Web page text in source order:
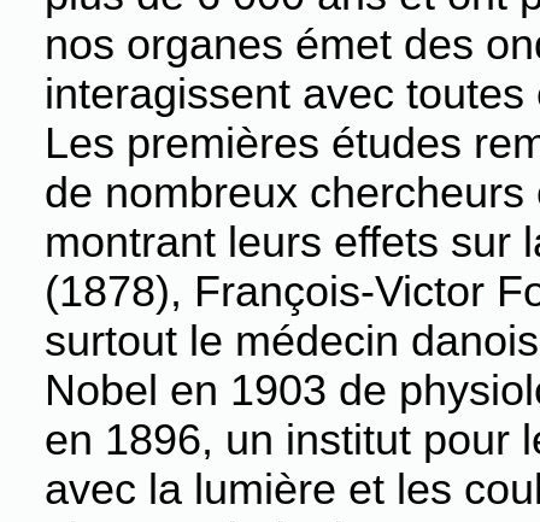
nos organes émet des
interagissent avec
Les premières études
de nombreux
montrant leurs effets sur
(1878), François-Victor
surtout le médecin
Nobel en 1903 de
en 1896, un institut pour
avec la lumière et les